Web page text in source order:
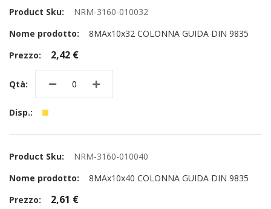
NRM-3160-010032
8MAx10x32 COLONNA GUIDA DIN 9835
2,42 €
NRM-3160-010040
8MAx10x40 COLONNA GUIDA DIN 9835
2,61 €